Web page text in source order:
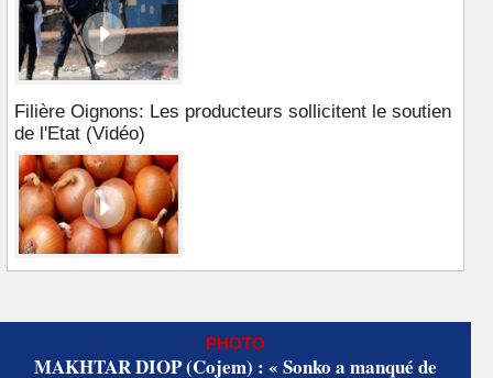
Filière Oignons: Les producteurs sollicitent le soutien
de l'Etat (Vidéo)
PHOTO
MAKHTAR DIOP (Cojem) : « Sonko a manqué de